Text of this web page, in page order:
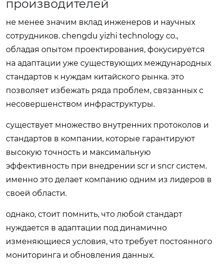
производителей
не менее значим вклад инженеров и научных
сотрудников. chengdu yizhi technology co.,
обладая опытом проектирования, фокусируется
на адаптации уже существующих международных
стандартов к нуждам китайского рынка. это
позволяет избежать ряда проблем, связанных с
несовершенством инфраструктуры.
существует множество внутренних протоколов и
стандартов в компании, которые гарантируют
высокую точность и максимальную
эффективность при внедрении scr и sncr систем.
именно это делает компанию одним из лидеров в
своей области.
однако, стоит помнить, что любой стандарт
нуждается в адаптации под динамично
изменяющиеся условия, что требует постоянного
мониторинга и обновления данных.